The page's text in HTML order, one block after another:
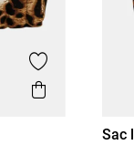
Ajouter aux
Aperçu
Sac